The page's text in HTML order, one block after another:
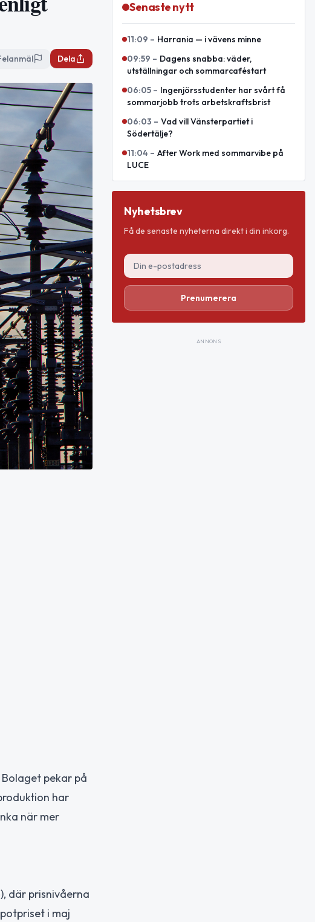
Dela
pekar på
har
när mer
där prisnivåerna
i maj
Senaste nytt
11:09 – Harrania — i vävens minne
09:59 – Dagens snabba: väder,
utställningar och sommarcaféstart
06:05 – Ingenjörsstudenter har svårt få
sommarjobb trots arbetskraftsbrist
06:03 – Vad vill Vänsterpartiet i
Södertälje?
11:04 – After Work med sommarvibe på
LUCE
Nyhetsbrev
Få de senaste nyheterna direkt i din inkorg.
Prenumerera
ANNONS